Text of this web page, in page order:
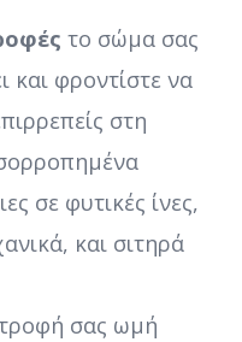
το σώμα σας
και φροντίστε να
στη
σε φυτικές ίνες,
και σιτηρά
σας ωμή